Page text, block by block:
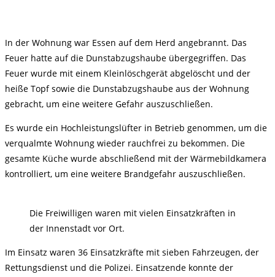
In der Wohnung war Essen auf dem Herd angebrannt. Das
Feuer hatte auf die Dunstabzugshaube übergegriffen. Das
Feuer wurde mit einem Kleinlöschgerät abgelöscht und der
heiße Topf sowie die Dunstabzugshaube aus der Wohnung
gebracht, um eine weitere Gefahr auszuschließen.
Es wurde ein Hochleistungslüfter in Betrieb genommen, um die
verqualmte Wohnung wieder rauchfrei zu bekommen. Die
gesamte Küche wurde abschließend mit der Wärmebildkamera
kontrolliert, um eine weitere Brandgefahr auszuschließen.
Die Freiwilligen waren mit vielen Einsatzkräften in
der Innenstadt vor Ort.
Im Einsatz waren 36 Einsatzkräfte mit sieben Fahrzeugen, der
Rettungsdienst und die Polizei. Einsatzende konnte der